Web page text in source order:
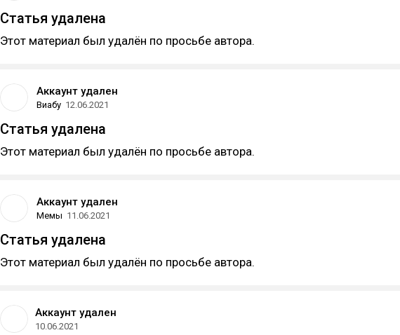
Статья удалена
Этот материал был удалён по просьбе автора.
Аккаунт удален
Виабу 12.06.2021
Статья удалена
Этот материал был удалён по просьбе автора.
Аккаунт удален
Мемы 11.06.2021
Статья удалена
Этот материал был удалён по просьбе автора.
Аккаунт удален
10.06.2021